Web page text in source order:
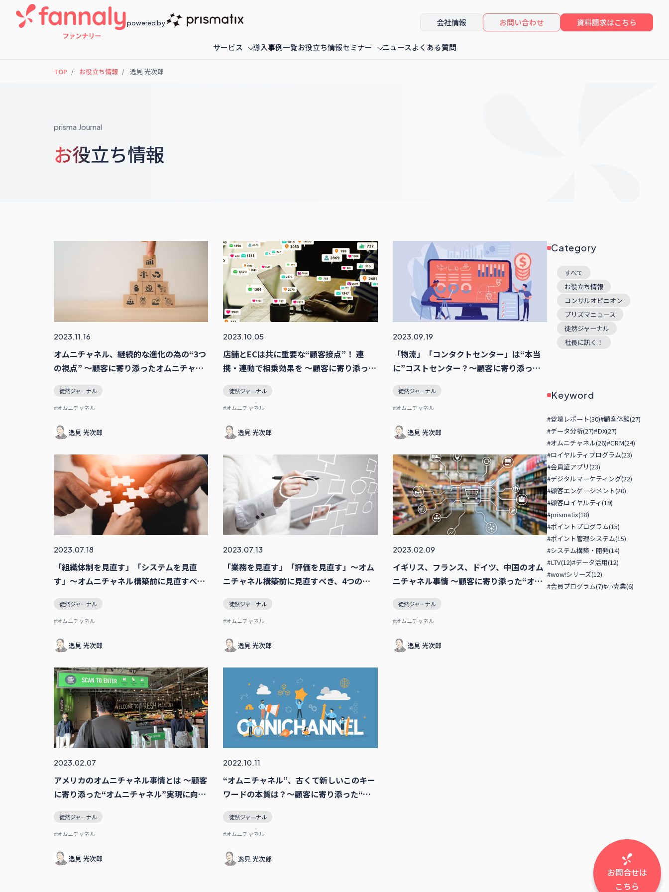
powered by 会社情報 お問い合わせ 資料請求はこちら
サービス 導入事例一覧お役立ち情報セミナー ニュースよくある質問
TOP お役立ち情報 逸⾒ 光次郎
prisma Journal
お役立ち情報
2023.11.16
オムニチャネル、継続的な進化の為の“3つ
の視点” 〜顧客に寄り添ったオムニチャネ
徒然ジャーナル
#オムニチャネル
逸⾒ 光次郎
2023.10.05
店舗とECは共に重要な“顧客接点”！ 連
携・連動で相乗効果を 〜顧客に寄り添った
徒然ジャーナル
#オムニチャネル
逸⾒ 光次郎
2023.09.19
「物流」「コンタクトセンター」は“本当
に”コストセンター？〜顧客に寄り添った
徒然ジャーナル
#オムニチャネル
逸⾒ 光次郎
2023.07.18
「組織体制を見直す」「システムを見直
す」〜オムニチャネル構築前に見直すべ
徒然ジャーナル
#オムニチャネル
逸⾒ 光次郎
2023.07.13
「業務を見直す」「評価を見直す」〜オム
ニチャネル構築前に見直すべき、4つのポ
徒然ジャーナル
#オムニチャネル
逸⾒ 光次郎
2023.02.09
イギリス、フランス、ドイツ、中国のオム
ニチャネル事情 〜顧客に寄り添った“オム
徒然ジャーナル
#オムニチャネル
逸⾒ 光次郎
2023.02.07
アメリカのオムニチャネル事情とは 〜顧客
に寄り添った“オムニチャネル”実現に向け
徒然ジャーナル
#オムニチャネル
逸⾒ 光次郎
2022.10.11
“オムニチャネル”、古くて新しいこのキー
ワードの本質は？〜顧客に寄り添った“オ
徒然ジャーナル
#オムニチャネル
逸⾒ 光次郎
Category
すべて
お役立ち情報
コンサルオピニオン
プリズマニュース
徒然ジャーナル
社長に訊く！
Keyword
#登壇レポート(30)#顧客体験(27)
#データ分析(27)#DX(27)
#オムニチャネル(26)#CRM(24)
#ロイヤルティプログラム(23)
#会員証アプリ(23)
#デジタルマーケティング(22)
#顧客エンゲージメント(20)
#顧客ロイヤルティ(19)
#prismatix(18)
#ポイントプログラム(15)
#ポイント管理システム(15)
#システム構築・開発(14)
#LTV(12)#データ活用(12)
#wow!シリーズ(12)
#会員プログラム(7)#小売業(6)
お問合せは
こちら